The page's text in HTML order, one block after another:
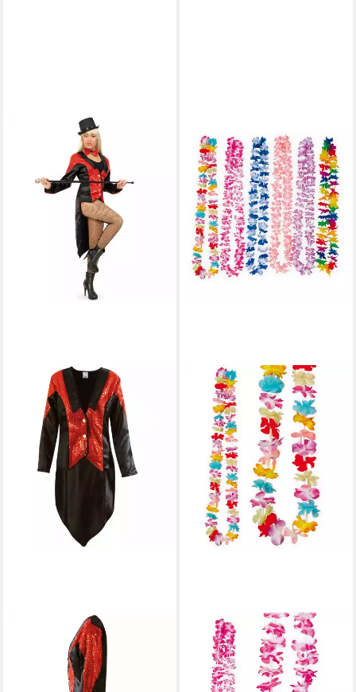
Kostüm Damen Pailletten
Frack Jacke in Rot Gold oder
Silber Karneval, Hohe Qualität
FRIES
Hawaii-Kostüm Hawaii Blumen
Kette 50 cm bunt gemischt
Karneval Fasching Halloween